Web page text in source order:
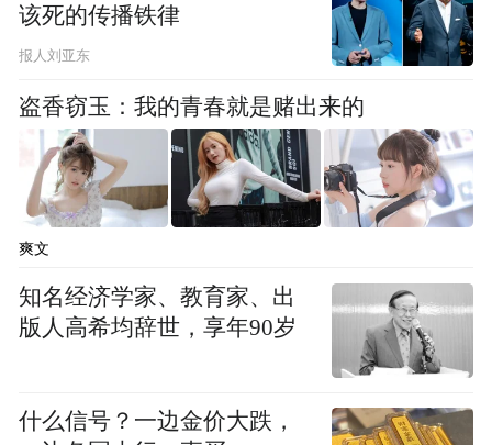
该死的传播铁律
报人刘亚东
盗香窃玉：我的青春就是赌出来的
爽文
知名经济学家、教育家、出
版人高希均辞世，享年90岁
什么信号？一边金价大跌，